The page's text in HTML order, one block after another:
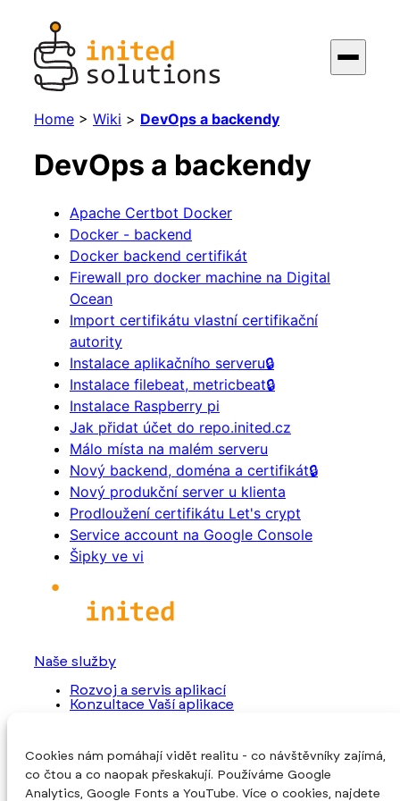
Cookies nám pomáhají vidět realitu - co návštěvníky zajímá,
co čtou a co naopak přeskakují. Používáme Google
Analytics, Google Fonts a YouTube. Více o cookies, najdete
Home > Wiki > DevOps a backendy
DevOps a backendy
Apache Certbot Docker
Docker - backend
Docker backend certifikát
Firewall pro docker machine na Digital
Ocean
Import certifikátu vlastní certifikační
autority
Instalace aplikačního serveru🔒
Instalace filebeat, metricbeat🔒
Instalace Raspberry pi
Jak přidat účet do repo.inited.cz
Málo místa na malém serveru
Nový backend, doména a certifikát🔒
Nový produkční server u klienta
Prodloužení certifikátu Let's crypt
Service account na Google Console
Šipky ve vi
Naše služby
Rozvoj a servis aplikací
Konzultace Vaší aplikace
O společnosti
Úvod